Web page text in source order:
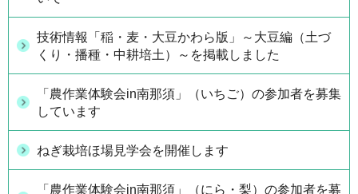
技術情報「稲・麦・大豆かわら版」～大豆編（土づ
くり・播種・中耕培土）～を掲載しました
「農作業体験会in南那須」（いちご）の参加者を募集
しています
ねぎ栽培ほ場見学会を開催します
「農作業体験会in南那須」（にら・梨）の参加者を募